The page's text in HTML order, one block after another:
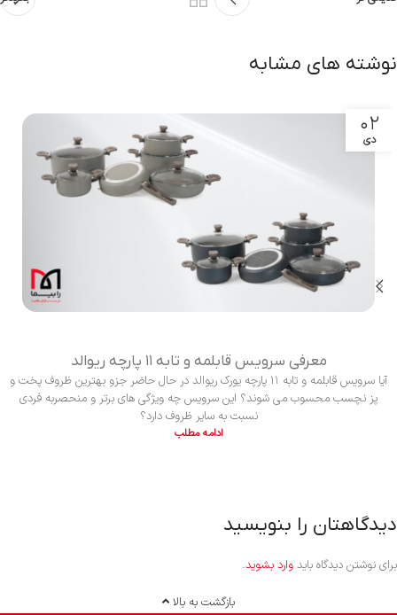
نوشته های مشابه
۰۲
دی
معرفی سرویس قابلمه و تابه ۱۱ پارچه ریوالد
آیا سرویس قابلمه و تابه ۱۱ پارچه یورک ریوالد در حال حاضر جزو بهترین ظروف پخت و
پز نچسب محسوب می شوند؟ این سرویس چه ویژگی های برتر و منحصربه فردی
نسبت به سایر ظروف دارد؟
ادامه مطلب
دیدگاهتان را بنویسید
برای نوشتن دیدگاه باید وارد بشوید.
بازگشت به بالا